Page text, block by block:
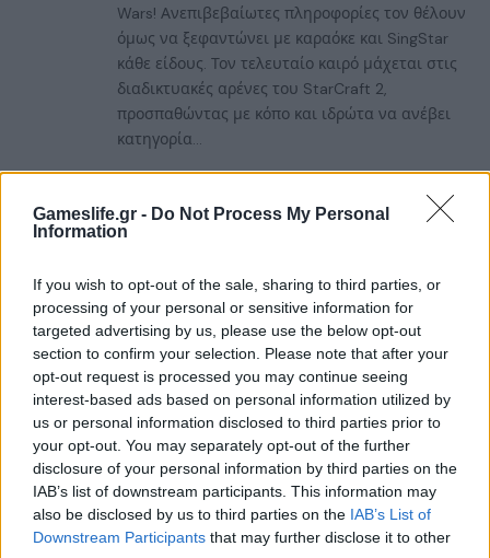
Gameslife.gr - Do Not Process My Personal
Information
If you wish to opt-out of the sale, sharing to third parties, or
processing of your personal or sensitive information for
targeted advertising by us, please use the below opt-out
section to confirm your selection. Please note that after your
opt-out request is processed you may continue seeing
interest-based ads based on personal information utilized by
us or personal information disclosed to third parties prior to
your opt-out. You may separately opt-out of the further
disclosure of your personal information by third parties on the
IAB’s list of downstream participants. This information may
also be disclosed by us to third parties on the IAB’s List of
Downstream Participants that may further disclose it to other
Wars! Ανεπιβεβαίωτες πληροφορίες τον θέλουν
όμως να ξεφαντώνει με καραόκε και SingStar
κάθε είδους. Τον τελευταίο καιρό μάχεται στις
διαδικτυακές αρένες του StarCraft 2,
προσπαθώντας με κόπο και ιδρώτα να ανέβει
κατηγορία...
RELATEDPOSTS
Summer Mode ON! Η LG μετατρέπει κάθε